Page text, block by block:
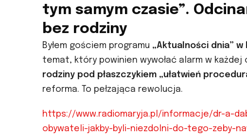
tym samym czasie”.
bez rodziny
Byłem gościem programu „Aktualności dnia” w
temat, który powinien wywołać alarm w każdej
rodziny pod płaszczykiem „ułatwień
reforma. To pełzająca rewolucja.
https://www.radiomaryja.pl/informacje/dr-a-
obywateli-jakby-byli-niezdolni-do-tego-zeby-